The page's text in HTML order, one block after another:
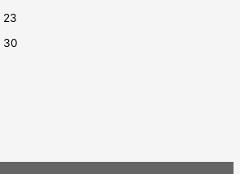
23
30